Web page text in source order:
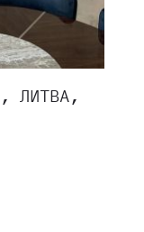
ЛИТВА,